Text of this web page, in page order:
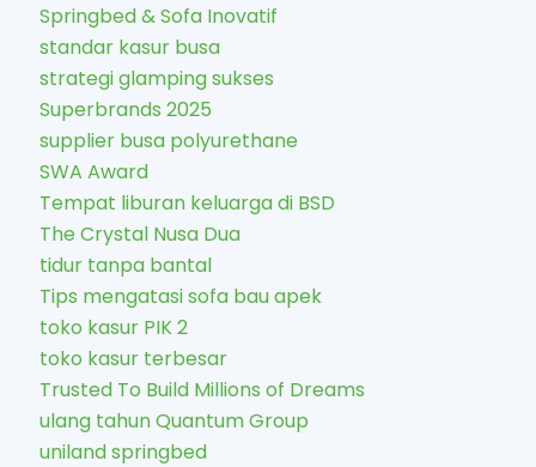
Springbed & Sofa Inovatif
standar kasur busa
strategi glamping sukses
Superbrands 2025
supplier busa polyurethane
SWA Award
Tempat liburan keluarga di BSD
The Crystal Nusa Dua
tidur tanpa bantal
Tips mengatasi sofa bau apek
toko kasur PIK 2
toko kasur terbesar
Trusted To Build Millions of Dreams
ulang tahun Quantum Group
uniland springbed